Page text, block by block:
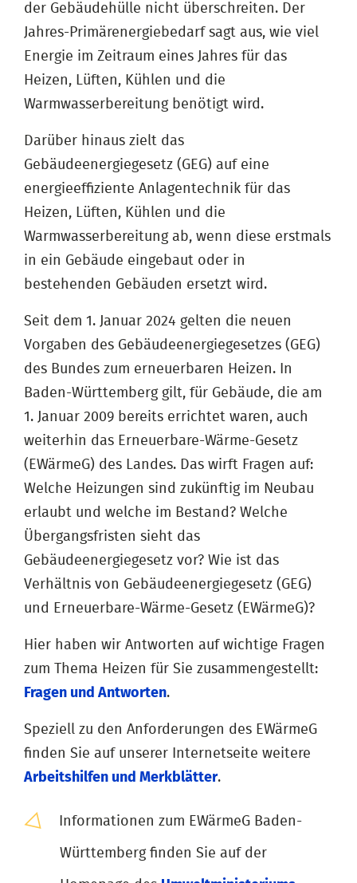
der Gebäudehülle nicht überschreiten. Der
Jahres-Primärenergiebedarf sagt aus, wie viel
Energie im Zeitraum eines Jahres für das
Heizen, Lüften, Kühlen und die
Warmwasserbereitung benötigt wird.
Darüber hinaus zielt das
Gebäudeenergiegesetz (GEG) auf eine
energieeffiziente Anlagentechnik für das
Heizen, Lüften, Kühlen und die
Warmwasserbereitung ab, wenn diese erstmals
in ein Gebäude eingebaut oder in
bestehenden Gebäuden ersetzt wird.
Seit dem 1. Januar 2024 gelten die neuen
Vorgaben des Gebäudeenergiegesetzes (GEG)
des Bundes zum erneuerbaren Heizen. In
Baden-Württemberg gilt, für Gebäude, die am
1. Januar 2009 bereits errichtet waren, auch
weiterhin das Erneuerbare-Wärme-Gesetz
(EWärmeG) des Landes. Das wirft Fragen auf:
Welche Heizungen sind zukünftig im Neubau
erlaubt und welche im Bestand? Welche
Übergangsfristen sieht das
Gebäudeenergiegesetz vor? Wie ist das
Verhältnis von Gebäudeenergiegesetz (GEG)
und Erneuerbare-Wärme-Gesetz (EWärmeG)?
Hier haben wir Antworten auf wichtige Fragen
zum Thema Heizen für Sie zusammengestellt:
Fragen und Antworten.
Speziell zu den Anforderungen des EWärmeG
finden Sie auf unserer Internetseite weitere
Arbeitshilfen und Merkblätter.
Informationen zum EWärmeG Baden-
Württemberg finden Sie auf der